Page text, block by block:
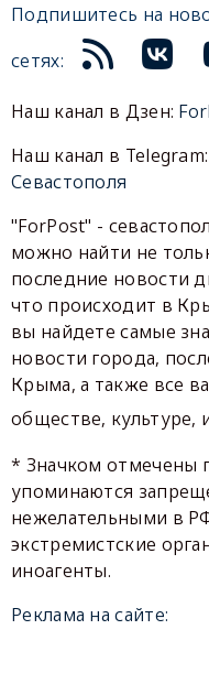
Подпишитесь на
сетях:
Наш канал в Дзен:
Наш канал в Telegram:
Севастополя
"ForPost" -
можно найти не
последние новости
что происходит в
вы найдете самые
новости города,
Крыма, а также все
обществе, культуре,
* Значком отмечены
упоминаются
нежелательными в
экстремистские
иноагенты.
Реклама на сайте: